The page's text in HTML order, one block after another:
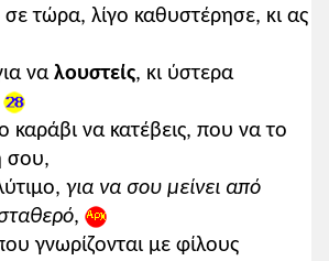
τώρα, λίγο καθυστέρησε, κι ας
να λουστείς, κι ύστερα
καράβι να κατέβεις, που να το
σου,
για να σου μείνει από
,
γνωρίζονται με φίλους